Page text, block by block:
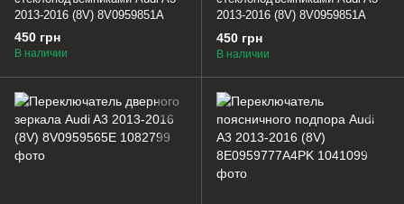
2013-2016 (8V) 8V0959851A
450 грн
В наличии
2013-2016 (8V) 8V0959851A
450 грн
В наличии